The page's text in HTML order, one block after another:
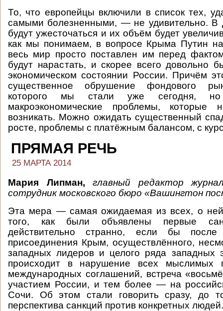
То, что европейцы включили в список тех,
самыми болезненными, — не удивительно.
будут ужесточаться и их объём будет
как мы понимаем, в вопросе Крыма Путин
весь мир просто поставлен им перед
будут нарастать, и скорее всего довольно
экономическом состоянии России. Причём
существенное обрушение фондового
которого мы стали уже сегодня,
макроэкономические проблемы, которые
возникать. Можно ожидать существенный
росте, проблемы с платёжным балансом, с
ПРЯМАЯ РЕЧЬ
25 МАРТА 2014
Мария Липман,
главный редактор
сотрудник московского бюро «Вашингтон
Эта мера — самая ожидаемая из всех, о
того, как были объявлены первые
действительно странно, если бы
присоединения Крым, осуществлённого,
западных лидеров и целого ряда западных
происходит в нарушение всех мыслимых
международных соглашений, встреча
участием России, и тем более — на
Сочи. Об этом стали говорить сразу, до
перспектива санкций против конкретных людей.